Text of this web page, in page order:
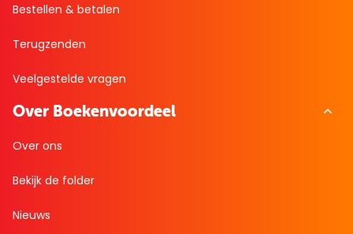
Bestellen & betalen
Terugzenden
Veelgestelde vragen
Over Boekenvoordeel
Over ons
Bekijk de folder
Nieuws